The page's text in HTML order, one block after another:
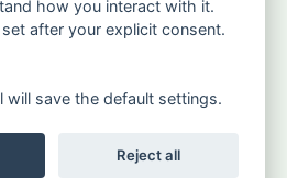
how you interact with it.
after your explicit consent.
will save the default settings.
Reject all